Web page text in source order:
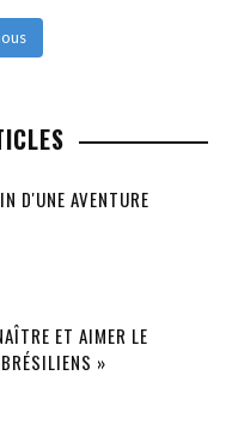
D'UNE AVENTURE
ET AIMER LE
»